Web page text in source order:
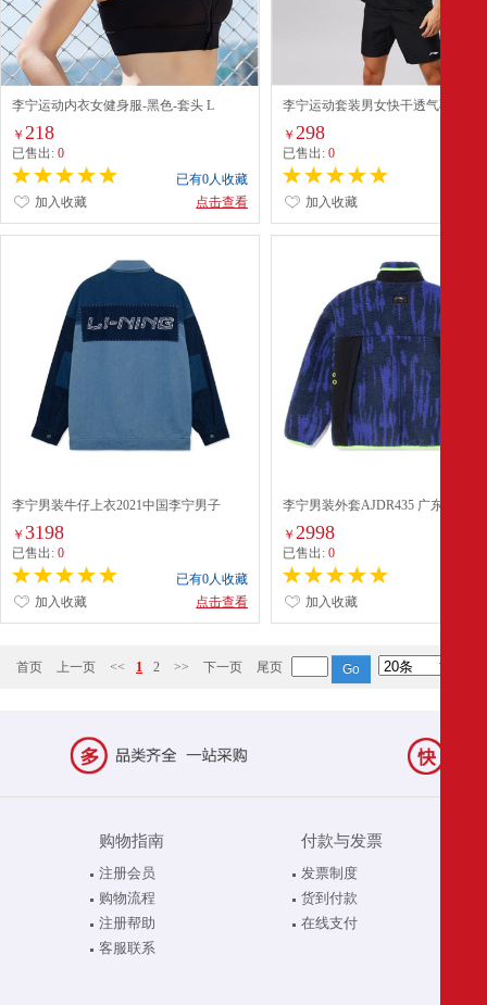
李宁运动内衣女健身服-黑色-套头 L
￥ 218
已售出: 0
已有0人收藏
点击查看
加入收藏
李宁运动套装男女快干透气羽毛球
￥ 298
已售出:0
加入收藏
李宁男装牛仔上衣2021中国李宁男子
AJDR445 牛仔蓝-1 3XL
￥ 3198
已售出: 0
已有0人收藏
点击查看
加入收藏
李宁男装外套AJDR435 广东蓝深艳
3XL
￥2998
已售出:0
加入收藏
首页 上一页 << 1 2 >> 下一页 尾页
购物指南
注册会员
购物流程
注册帮助
客服联系
付款与发票
发票制度
货到付款
在线支付